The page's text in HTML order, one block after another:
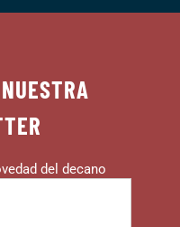
del decano